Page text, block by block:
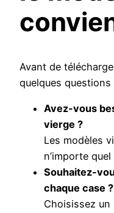
Avant de
quelques questions
Avez-vous
vierge ?
Les modèles
n’importe quel
Souhaitez-
chaque case ?
Choisissez un